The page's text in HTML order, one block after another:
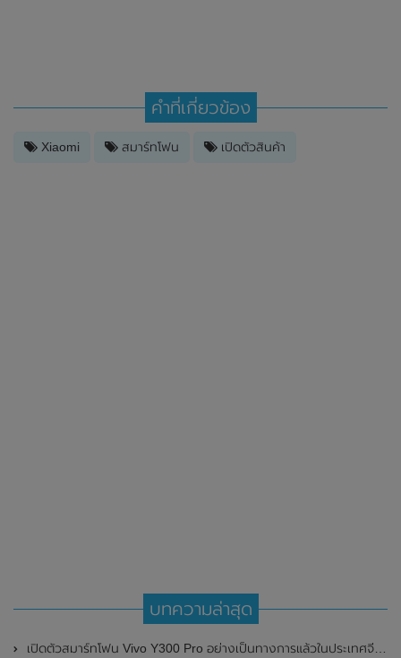
คำที่เกี่ยวข้อง
Xiaomi สมาร์ทโฟน เปิดตัวสินค้า
บทความล่าสุด
เปิดตัวสมาร์ทโฟน Vivo Y300 Pro อย่างเป็นทางการแล้วในประเทศจีน มาพร้อมดีไซน์พรีเมี่ยม ทนทาน และแบตเตอรี่สุดอึดขนาดใหญ่ 6,500mAh พร้อมรองรับการชาร์จไว 80W